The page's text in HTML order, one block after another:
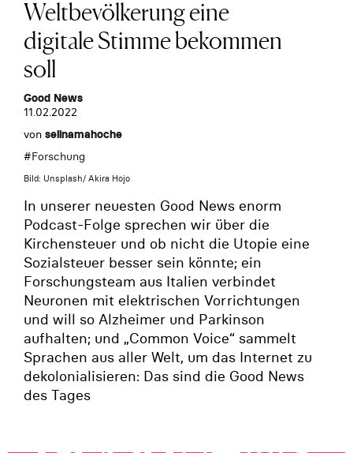
Weltbevölkerung eine
digitale Stimme bekommen
soll
Good News
11.02.2022
von selinamahoche
#Forschung
Bild: Unsplash/ Akira Hojo
In unserer neuesten Good News enorm
Podcast-Folge sprechen wir über die
Kirchensteuer und ob nicht die Utopie eine
Sozialsteuer besser sein könnte; ein
Forschungsteam aus Italien verbindet
Neuronen mit elektrischen Vorrichtungen
und will so Alzheimer und Parkinson
aufhalten; und „Common Voice“ sammelt
Sprachen aus aller Welt, um das Internet zu
dekolonialisieren: Das sind die Good News
des Tages